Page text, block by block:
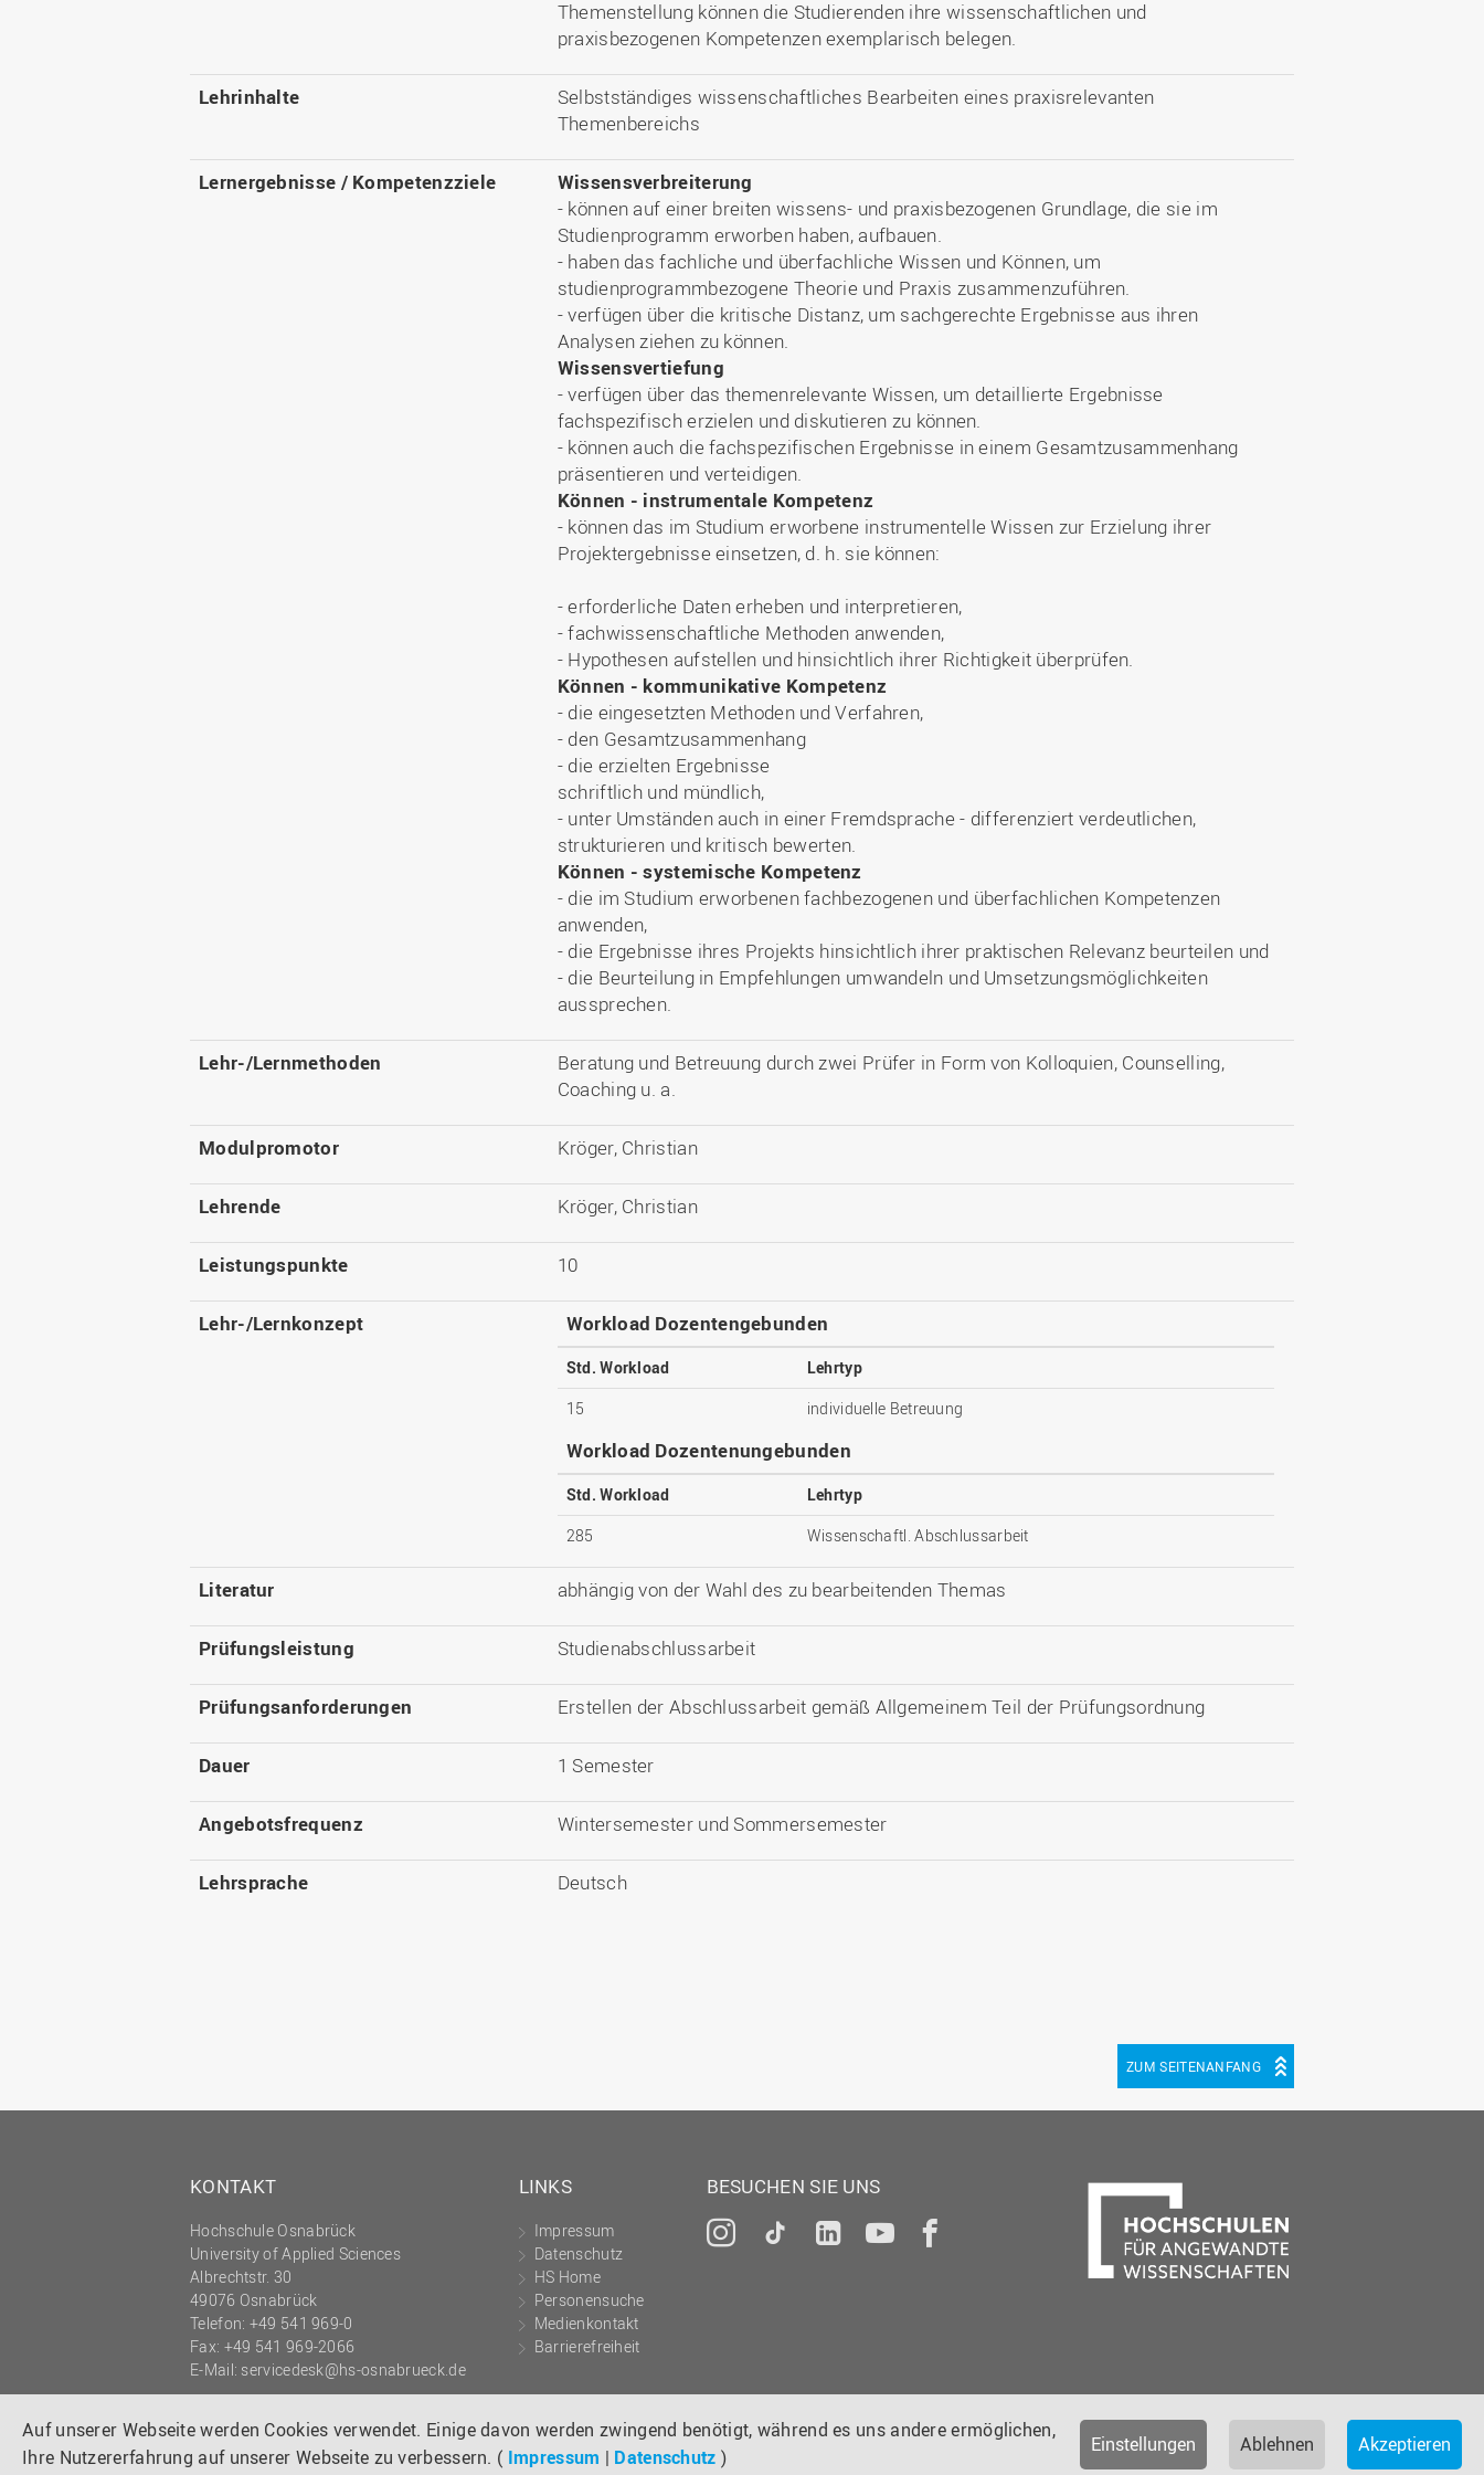
Auf unserer Webseite werden Cookies verwendet. Einige davon werden zwingend benötigt, während es uns andere ermöglichen,
Ihre Nutzererfahrung auf unserer Webseite zu verbessern. ( Impressum | Datenschutz )
Einstellungen Ablehnen Akzeptieren
Themenstellung können die Studierenden ihre wissenschaftlichen und
praxisbezogenen Kompetenzen exemplarisch belegen.
Lehrinhalte
Selbstständiges wissenschaftliches Bearbeiten eines praxisrelevanten
Themenbereichs
Lernergebnisse / Kompetenzziele
Wissensverbreiterung
- können auf einer breiten wissens- und praxisbezogenen Grundlage, die sie im
Studienprogramm erworben haben, aufbauen.
- haben das fachliche und überfachliche Wissen und Können, um
studienprogrammbezogene Theorie und Praxis zusammenzuführen.
- verfügen über die kritische Distanz, um sachgerechte Ergebnisse aus ihren
Analysen ziehen zu können.
Wissensvertiefung
- verfügen über das themenrelevante Wissen, um detaillierte Ergebnisse
fachspezifisch erzielen und diskutieren zu können.
- können auch die fachspezifischen Ergebnisse in einem Gesamtzusammenhang
präsentieren und verteidigen.
Können - instrumentale Kompetenz
- können das im Studium erworbene instrumentelle Wissen zur Erzielung ihrer
Projektergebnisse einsetzen, d. h. sie können:
- erforderliche Daten erheben und interpretieren,
- fachwissenschaftliche Methoden anwenden,
- Hypothesen aufstellen und hinsichtlich ihrer Richtigkeit überprüfen.
Können - kommunikative Kompetenz
- die eingesetzten Methoden und Verfahren,
- den Gesamtzusammenhang
- die erzielten Ergebnisse
schriftlich und mündlich,
- unter Umständen auch in einer Fremdsprache - differenziert verdeutlichen,
strukturieren und kritisch bewerten.
Können - systemische Kompetenz
- die im Studium erworbenen fachbezogenen und überfachlichen Kompetenzen
anwenden,
- die Ergebnisse ihres Projekts hinsichtlich ihrer praktischen Relevanz beurteilen und
- die Beurteilung in Empfehlungen umwandeln und Umsetzungsmöglichkeiten
aussprechen.
Lehr-/Lernmethoden
Beratung und Betreuung durch zwei Prüfer in Form von Kolloquien, Counselling,
Coaching u. a.
Modulpromotor Kröger, Christian
Lehrende Kröger, Christian
Leistungspunkte 10
Lehr-/Lernkonzept Workload Dozentengebunden
Std. Workload
Lehrtyp
15
individuelle Betreuung
Workload Dozentenungebunden
Std. Workload
Lehrtyp
285
Wissenschaftl. Abschlussarbeit
Literatur abhängig von der Wahl des zu bearbeitenden Themas
Prüfungsleistung Studienabschlussarbeit
Prüfungsanforderungen Erstellen der Abschlussarbeit gemäß Allgemeinem Teil der Prüfungsordnung
Dauer 1 Semester
Angebotsfrequenz Wintersemester und Sommersemester
Lehrsprache Deutsch
ZUM SEITENANFANG
KONTAKT
Hochschule Osnabrück
University of Applied Sciences
Albrechtstr. 30
49076 Osnabrück
Telefon: +49 541 969-0
Fax: +49 541 969-2066
E-Mail: servicedesk@hs-osnabrueck.de
UNIVERSITY OF APPLIED SCIENCES
LINKS
Impressum
Datenschutz
HS Home
Personensuche
Medienkontakt
Barrierefreiheit
BESUCHEN SIE UNS
Instagram
TiktokLinkedInYouTube